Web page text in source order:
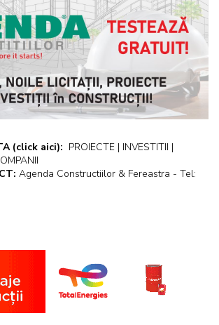
(click aici): PROIECTE | INVESTITII |
Agenda Constructiilor & Fereastra - Tel: